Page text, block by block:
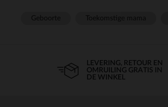
LEVERING, RETOUR EN
OMRUILING GRATIS IN
DE WINKEL